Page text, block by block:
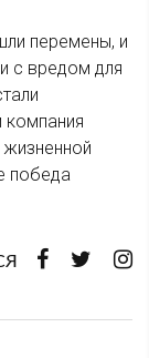
перемены, и
с вредом для
компания
победа